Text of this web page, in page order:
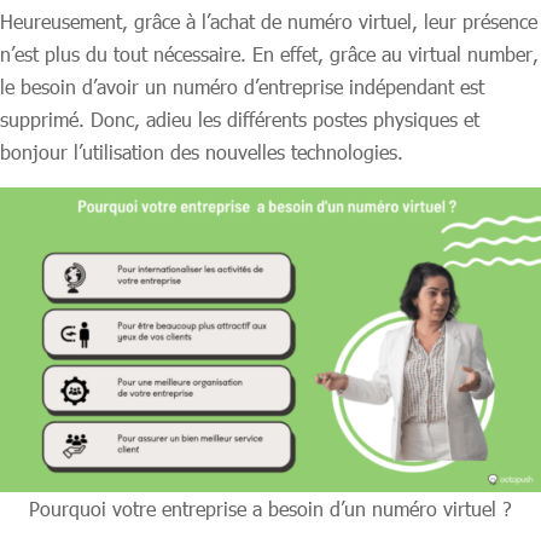
Heureusement, grâce à l’achat de numéro virtuel, leur présence
n’est plus du tout nécessaire. En effet, grâce au virtual number,
le besoin d’avoir un numéro d’entreprise indépendant est
supprimé. Donc, adieu les différents postes physiques et
bonjour l’utilisation des nouvelles technologies.
Pourquoi votre entreprise a besoin d’un numéro virtuel ?